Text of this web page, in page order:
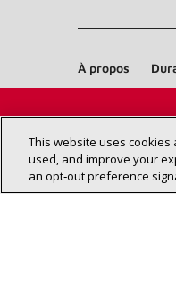
À propos
This website uses
used, and improve your
an opt‑out preference